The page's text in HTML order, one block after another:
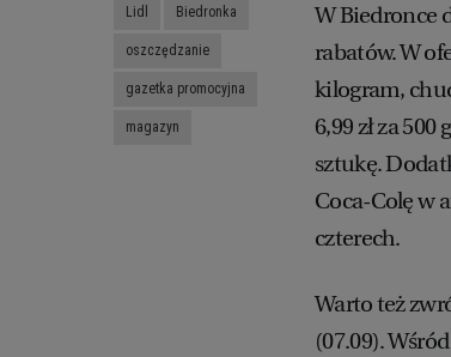
W Biedronce
rabatów. W
kilogram,
6,99 zł za
sztukę.
Coca-Colę w
czterech.
Warto też
(07.09).
Lidl Biedronka
oszczędzanie
gazetka promocyjna
magazyn